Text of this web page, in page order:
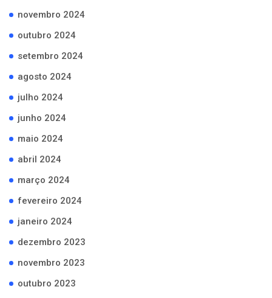
novembro 2024
outubro 2024
setembro 2024
agosto 2024
julho 2024
junho 2024
maio 2024
abril 2024
março 2024
fevereiro 2024
janeiro 2024
dezembro 2023
novembro 2023
outubro 2023